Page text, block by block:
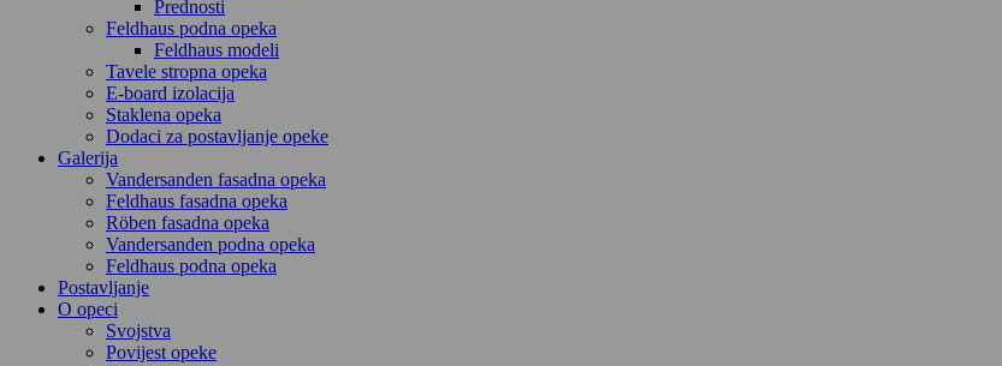
Prednosti
Feldhaus podna opeka
Feldhaus modeli
Tavele stropna opeka
E-board izolacija
Staklena opeka
Dodaci za postavljanje opeke
Galerija
Vandersanden fasadna opeka
Feldhaus fasadna opeka
Röben fasadna opeka
Vandersanden podna opeka
Feldhaus podna opeka
Postavljanje
O opeci
Svojstva
Povijest opeke